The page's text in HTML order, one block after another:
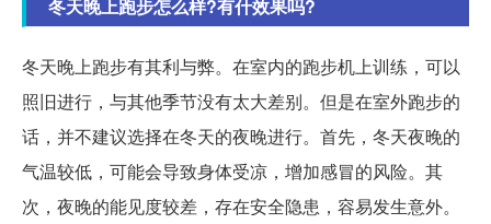
冬天晚上跑步怎么样?有什效果吗?
冬天晚上跑步有其利与弊。在室内的跑步机上训练，可以
照旧进行，与其他季节没有太大差别。但是在室外跑步的
话，并不建议选择在冬天的夜晚进行。首先，冬天夜晚的
气温较低，可能会导致身体受凉，增加感冒的风险。其
次，夜晚的能见度较差，存在安全隐患，容易发生意外。